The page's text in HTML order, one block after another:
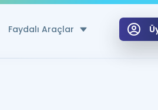
Faydalı Araçlar